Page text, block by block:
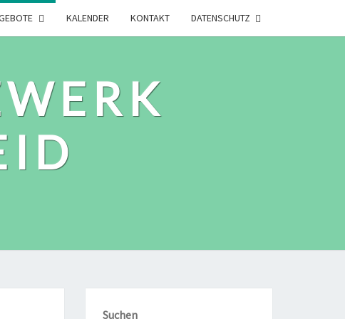
KALENDER KONTAKT DATENSCHUTZ
Suchen